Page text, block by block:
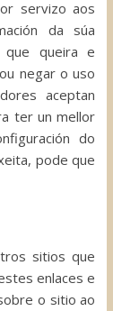
servizo aos
da súa
queira e
negar o uso
aceptan
ter un mellor
do
pode que
sitios que
enlaces e
o sitio ao